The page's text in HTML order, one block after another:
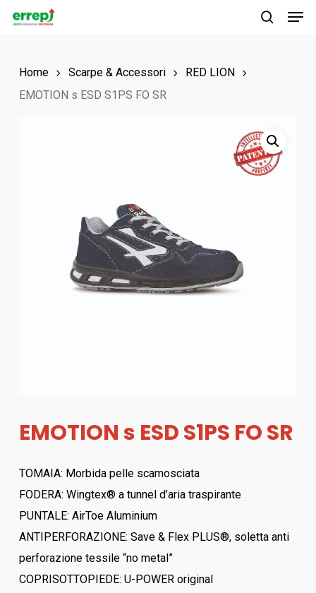
Skip
contentHome Scarpe & Accessori
RED LION
EMOTION s ESD S1PS FO SR
EMOTION s ESD S1PS FO SR
TOMAIA: Morbida pelle scamosciata
FODERA: Wingtex® a tunnel d’aria traspirante
PUNTALE: AirToe Aluminium
ANTIPERFORAZIONE: Save & Flex PLUS®, soletta anti
perforazione tessile “no metal”
COPRISOTTOPIEDE: U-POWER original